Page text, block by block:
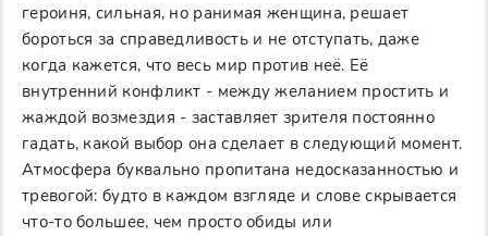
героиня, сильная, но ранимая женщина, решает
бороться за справедливость и не отступать, даже
когда кажется, что весь мир против неё. Её
внутренний конфликт - между желанием простить и
жаждой возмездия - заставляет зрителя постоянно
гадать, какой выбор она сделает в следующий момент.
Атмосфера буквально пропитана недосказанностью и
тревогой: будто в каждом взгляде и слове скрывается
что-то большее, чем просто обиды или